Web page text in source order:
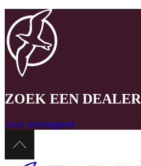
ZOEK EEN DEALER
Zoek verkooppunt